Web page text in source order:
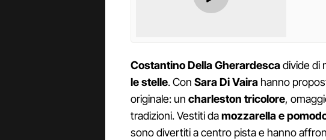
Costantino Della Gherardescadivide di
le stelle. Con Sara Di Vaira hanno
originale: un charleston tricolore,
tradizioni. Vestiti damozzarella e
sono divertiti a centro pista e hanno